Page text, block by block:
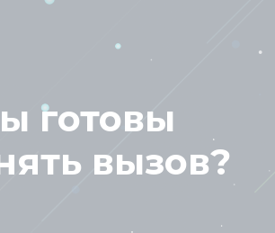
готовы
вызов?